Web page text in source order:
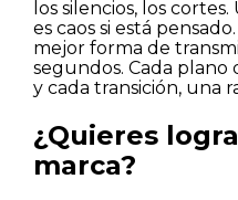
los silencios, los
es caos si está
mejor forma de
segundos. Cada
y cada transición, una
¿Quieres
marca?